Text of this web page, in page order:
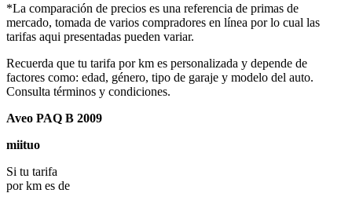
*La comparación de precios es una referencia de primas de
mercado, tomada de varios compradores en línea por lo cual las
tarifas aqui presentadas pueden variar.
Recuerda que tu tarifa por km es personalizada y depende de
factores como: edad, género, tipo de garaje y modelo del auto.
Consulta términos y condiciones.
Aveo PAQ B 2009
miituo
Si tu tarifa
por km es de